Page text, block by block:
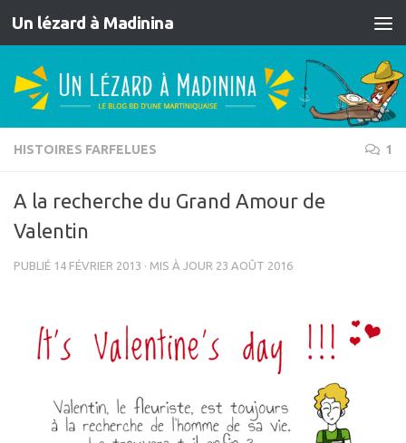
Skip to content
Un lézard à Madinina
HISTOIRES FARFELUES 1
A la recherche du Grand Amour de
Valentin
PUBLIÉ 14 FÉVRIER 2013 · MIS À JOUR 23 AOÛT 2016